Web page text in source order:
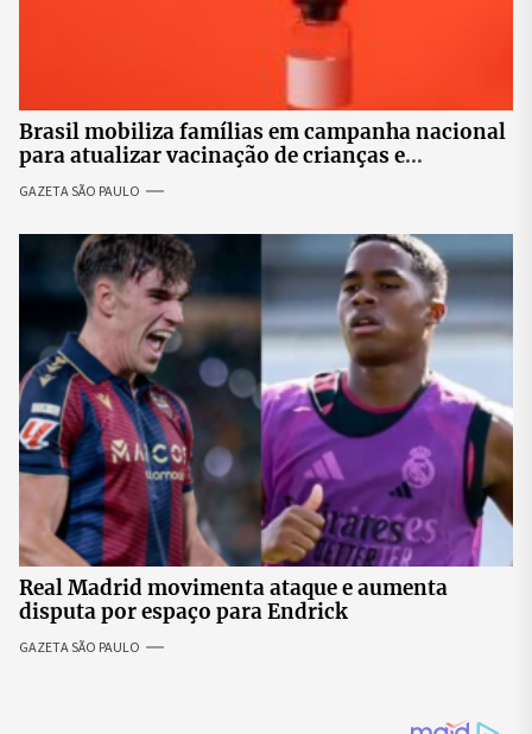
Brasil mobiliza famílias em campanha nacional
para atualizar vacinação de crianças e
adolescentes
GAZETA SÃO PAULO
Real Madrid movimenta ataque e aumenta
disputa por espaço para Endrick
GAZETA SÃO PAULO